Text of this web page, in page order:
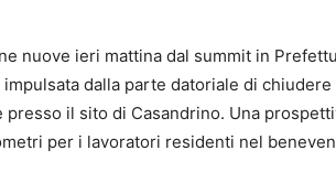
nuove ieri mattina dal summit in
dalla parte datoriale di chiudere
presso il sito di Casandrino. Una
per i lavoratori residenti nel